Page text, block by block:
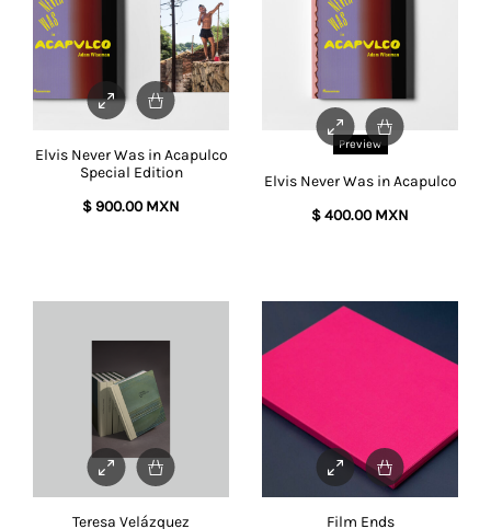
Elvis Never Was in Acapulco
Special Edition
$ 900.00 MXN
variants.
on
Preview
Elvis Never Was in Acapulco
$400.00 MXN
The
may
on
Teresa Velázquez Film Ends